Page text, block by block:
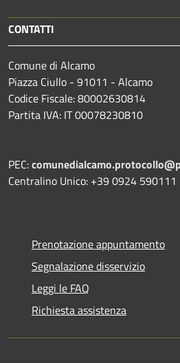
CONTATTI
Comune di Alcamo
Piazza Ciullo - 91011 - Alcamo
Codice Fiscale: 80002630814
Partita IVA: IT 00078230810
PEC:
Centralino Unico: +39 0924 590111
Prenotazione appuntamento
Segnalazione disservizio
Leggi le FAQ
Richiesta assistenza